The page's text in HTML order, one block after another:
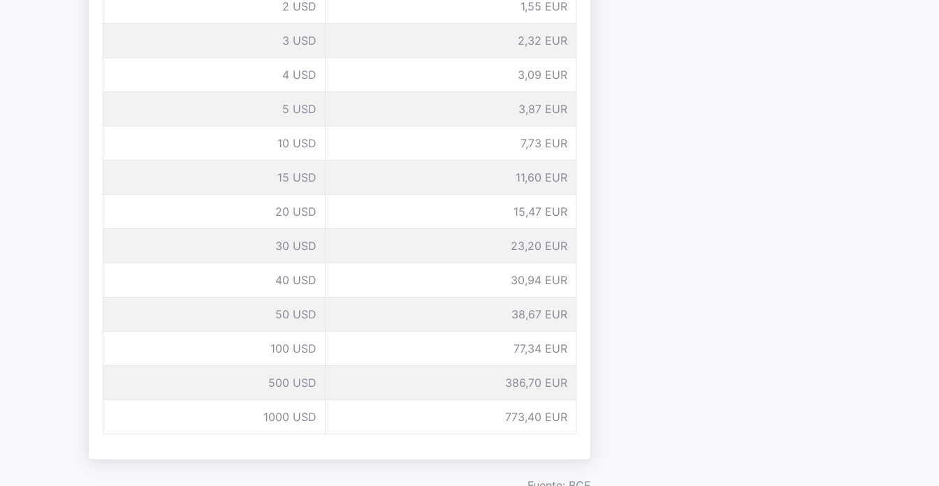
2 USD 1,55 EUR
3 USD 2,32 EUR
4 USD 3,09 EUR
5 USD 3,87 EUR
10 USD 7,73 EUR
15 USD 11,60 EUR
20 USD 15,47 EUR
30 USD 23,20 EUR
40 USD 30,94 EUR
50 USD 38,67 EUR
100 USD 77,34 EUR
500 USD 386,70 EUR
1000 USD 773,40 EUR